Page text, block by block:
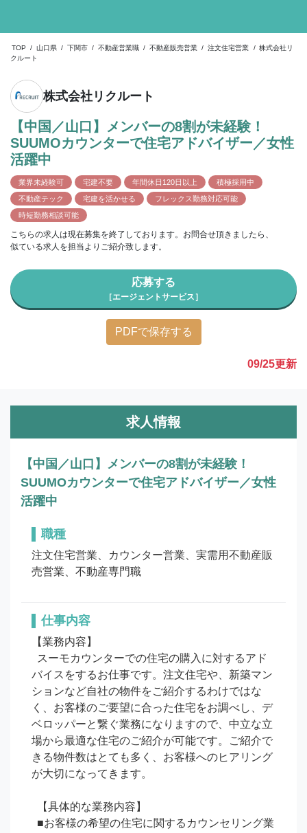
TOP / 山口県 / 下関市 / 不動産営業職 / 不動産販売営業 / 注文住宅営業 / 株式会社リ
クルート
株式会社リクルート
【中国／山口】メンバーの8割が未経験！
SUUMOカウンターで住宅アドバイザー／女性
活躍中
業界未経験可 宅建不要 年間休日120日以上
積極採用中
不動産テック
宅建を活かせる
フレックス勤務対応可能
時短勤務相談可能
こちらの求人は現在募集を終了しております。お問合せ頂きましたら、
似ている求人を担当よりご紹介致します。
応募する
［エージェントサービス］
PDFで保存する
09/25更新
求人情報
【中国／山口】メンバーの8割が未経験！
SUUMOカウンターで住宅アドバイザー／女性
活躍中
職種
注文住宅営業、カウンター営業、実需用不動産販
売営業、不動産専門職
仕事内容
【業務内容】
バイスをするお仕事です。注文住宅や、新築マン
ションなど自社の物件をご紹介するわけではな
く、お客様のご要望に合った住宅をお調べし、デ
ベロッパーと繋ぐ業務になりますので、中立な立
場から最適な住宅のご紹介が可能です。ご紹介で
きる物件数はとても多く、お客様へのヒアリング
が大切になってきます。